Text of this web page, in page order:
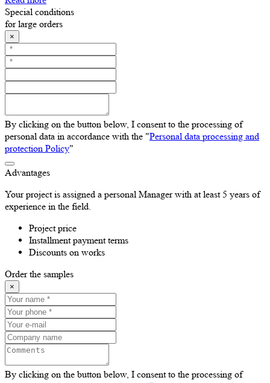
Special conditions
for large orders
×
By clicking on the button below, I consent to the processing of
personal data in accordance with the "Personal data processing and
protection Policy"
Advantages
Your project is assigned a personal Manager with at least 5 years of
experience in the field.
Project price
Installment payment terms
Discounts on works
Order the samples
×
By clicking on the button below, I consent to the processing of